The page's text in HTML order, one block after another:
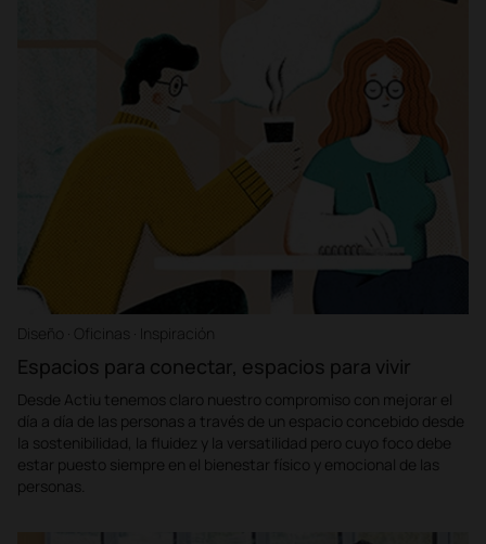
Diseño · Oficinas · Inspiración
Espacios para conectar, espacios para vivir
Desde Actiu tenemos claro nuestro compromiso con mejorar el
día a día de las personas a través de un espacio concebido desde
la sostenibilidad, la fluidez y la versatilidad pero cuyo foco debe
estar puesto siempre en el bienestar físico y emocional de las
personas.